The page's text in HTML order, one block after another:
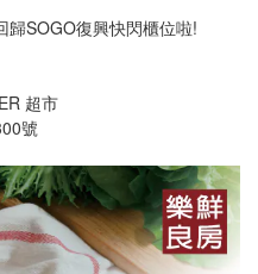
歸SOGO復興快閃櫃位啦!
超市
號